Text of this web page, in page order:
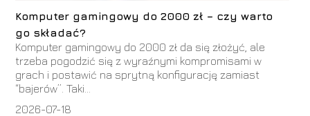
Komputer gamingowy do 2000 zł – czy warto
go składać?
Komputer gamingowy do 2000 zł da się złożyć, ale
trzeba pogodzić się z wyraźnymi kompromisami w
grach i postawić na sprytną konfigurację zamiast
“bajerów”. Taki...
2026-07-18